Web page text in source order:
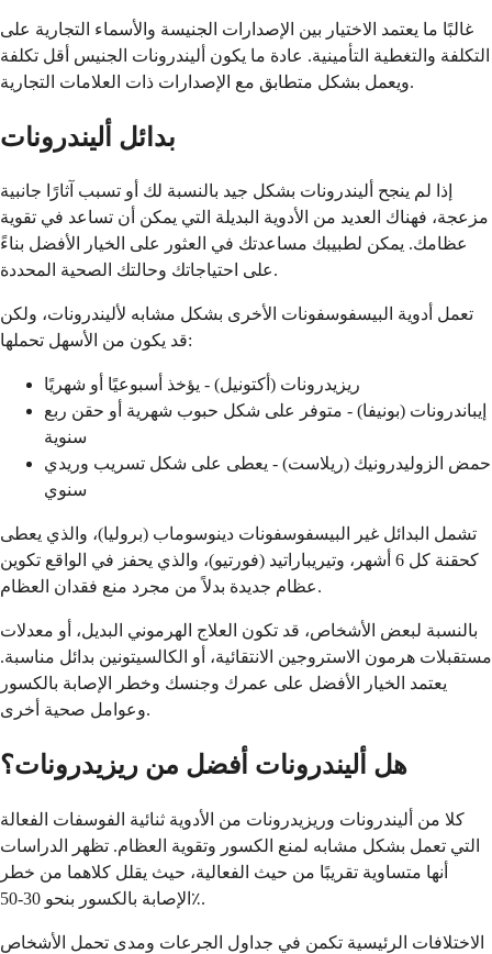
غالبًا ما يعتمد الاختيار بين الإصدارات الجنيسة والأسماء التجارية على
التكلفة والتغطية التأمينية. عادة ما يكون أليندرونات الجنيس أقل تكلفة
ويعمل بشكل متطابق مع الإصدارات ذات العلامات التجارية.
بدائل أليندرونات
إذا لم ينجح أليندرونات بشكل جيد بالنسبة لك أو تسبب آثارًا جانبية
مزعجة، فهناك العديد من الأدوية البديلة التي يمكن أن تساعد في تقوية
عظامك. يمكن لطبيبك مساعدتك في العثور على الخيار الأفضل بناءً
على احتياجاتك وحالتك الصحية المحددة.
تعمل أدوية البيسفوسفونات الأخرى بشكل مشابه لأليندرونات، ولكن
قد يكون من الأسهل تحملها:
ريزيدرونات (أكتونيل) - يؤخذ أسبوعيًا أو شهريًا
إيباندرونات (بونيفا) - متوفر على شكل حبوب شهرية أو حقن ربع
سنوية
حمض الزوليدرونيك (ريلاست) - يعطى على شكل تسريب وريدي
سنوي
تشمل البدائل غير البيسفوسفونات دينوسوماب (بروليا)، والذي يعطى
كحقنة كل 6 أشهر، وتيريباراتيد (فورتيو)، والذي يحفز في الواقع تكوين
عظام جديدة بدلاً من مجرد منع فقدان العظام.
بالنسبة لبعض الأشخاص، قد تكون العلاج الهرموني البديل، أو معدلات
مستقبلات هرمون الاستروجين الانتقائية، أو الكالسيتونين بدائل مناسبة.
يعتمد الخيار الأفضل على عمرك وجنسك وخطر الإصابة بالكسور
وعوامل صحية أخرى.
هل أليندرونات أفضل من ريزيدرونات؟
كلا من أليندرونات وريزيدرونات من الأدوية ثنائية الفوسفات الفعالة
التي تعمل بشكل مشابه لمنع الكسور وتقوية العظام. تظهر الدراسات
أنها متساوية تقريبًا من حيث الفعالية، حيث يقلل كلاهما من خطر
الإصابة بالكسور بنحو 30-50٪.
الاختلافات الرئيسية تكمن في جداول الجرعات ومدى تحمل الأشخاص